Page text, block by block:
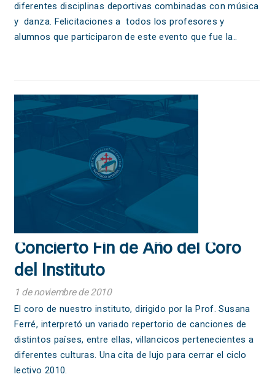
diferentes disciplinas deportivas combinadas con música
y danza. Felicitaciones a todos los profesores y
alumnos que participaron de este evento que fue la..
Concierto Fin de Año del Coro
del Instituto
1 de noviembre de 2010
El coro de nuestro instituto, dirigido por la Prof. Susana
Ferré, interpretó un variado repertorio de canciones de
distintos países, entre ellas, villancicos pertenecientes a
diferentes culturas. Una cita de lujo para cerrar el ciclo
lectivo 2010.